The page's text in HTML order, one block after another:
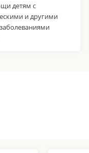
детям с
и другими